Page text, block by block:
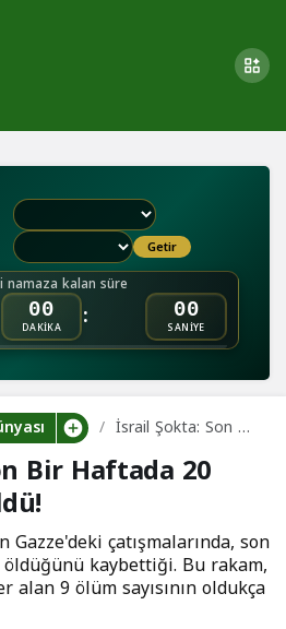
Getir
namaza kalan süre
00
DAKİKA : 00
SANİYE
İsrail Şokta: Son Bir
Haftada 20 İsrail
Askeri Öldü!
Bir Haftada 20
çatışmalarında, son
kaybettiği. Bu rakam,
alan 9 ölüm sayısının oldukça